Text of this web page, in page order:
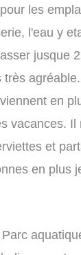
les
l'eau y
jusque
en
vacances.
et
en plus